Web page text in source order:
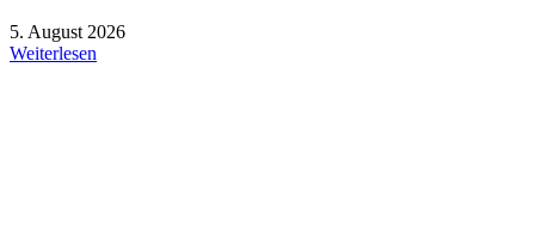
5. August 2026
Weiterlesen